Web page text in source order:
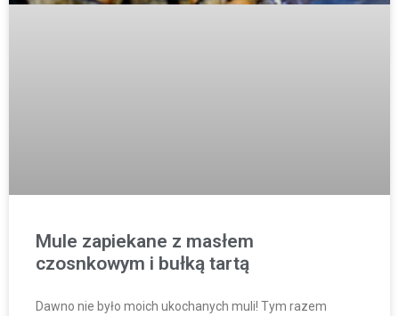
Mule zapiekane z masłem
czosnkowym i bułką tartą
Dawno nie było moich ukochanych muli! Tym razem